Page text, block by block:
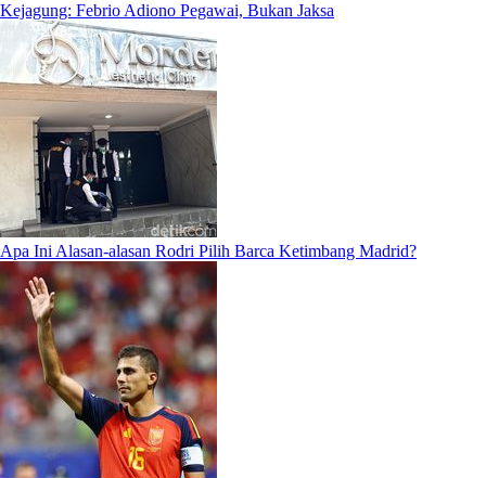
Kejagung: Febrio Adiono Pegawai, Bukan Jaksa
Apa Ini Alasan-alasan Rodri Pilih Barca Ketimbang Madrid?